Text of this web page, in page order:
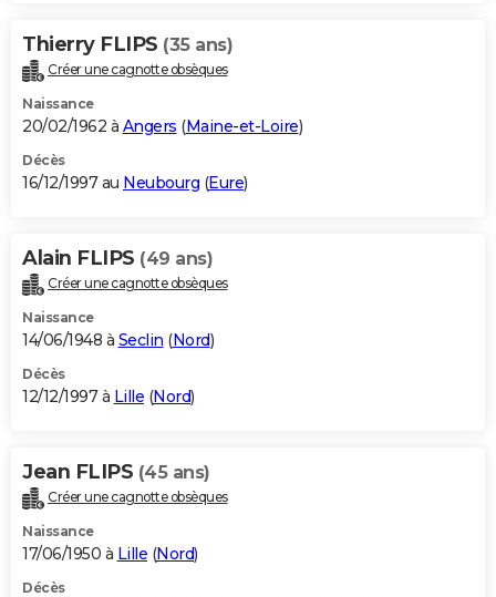
Thierry FLIPS (35 ans)
Créer une cagnotte obsèques
Naissance
20/02/1962 à Angers (Maine-et-Loire)
Décès
16/12/1997 au Neubourg (Eure)
Alain FLIPS (49 ans)
Créer une cagnotte obsèques
Naissance
14/06/1948 à Seclin (Nord)
Décès
12/12/1997 à Lille (Nord)
Jean FLIPS (45 ans)
Créer une cagnotte obsèques
Naissance
17/06/1950 à Lille (Nord)
Décès